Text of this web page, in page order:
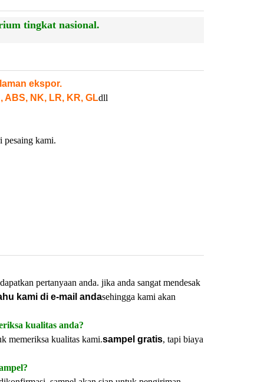
tingkat nasional.
ekspor.
ABS, NK, LR, KR, GLdll
pesaing kami.
pertanyaan anda. jika anda sangat mendesak
kami di e-mail andasehingga kami akan
kualitas anda?
memeriksa kualitas kami.sampel gratis, tapi biaya